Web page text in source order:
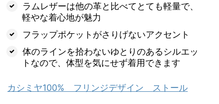
ラムレザーは他の革と比べてとても軽量で、
軽やな着心地が魅力
フラップポケットがさりげないアクセント
体のラインを拾わないゆとりのあるシルエッ
トなので、体型を気にせず着用できます
カシミヤ100% フリンジデザイン ストール